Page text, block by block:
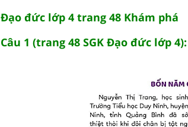
Đạo đức lớp 4 trang 48 Khám phá
Câu 1 (trang 48 SGK Đạo đức lớp 4):